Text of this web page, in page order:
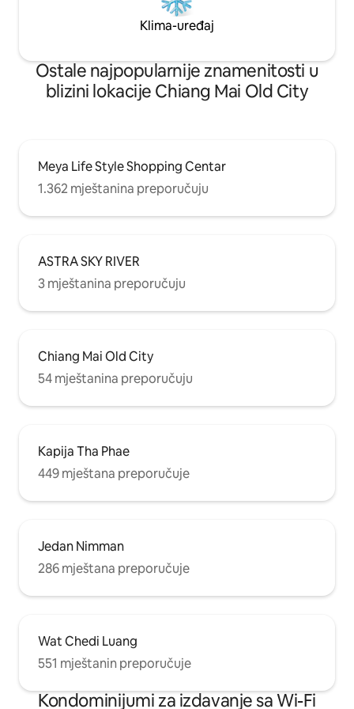
Klima-uređaj
Ostale najpopularnije znamenitosti u
blizini lokacije Chiang Mai Old City
Meya Life Style Shopping Centar
1.362 mještanina preporučuju
ASTRA SKY RIVER
3 mještanina preporučuju
Chiang Mai Old City
54 mještanina preporučuju
Kapija Tha Phae
449 mještana preporučuje
Jedan Nimman
286 mještana preporučuje
Wat Chedi Luang
551 mještanin preporučuje
Kondominijumi za izdavanje sa Wi-Fi